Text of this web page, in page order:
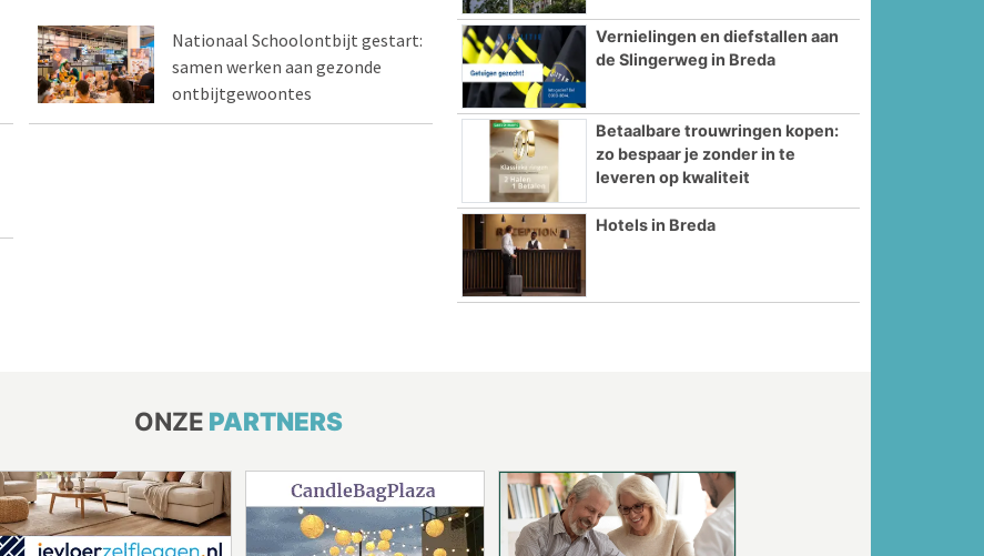
Nationaal Schoolontbijt gestart:
samen werken aan gezonde
ontbijtgewoontes
Vernielingen en diefstallen aan
de Slingerweg in Breda
Betaalbare trouwringen kopen:
zo bespaar je zonder in te
leveren op kwaliteit
Hotels in Breda
ONZE PARTNERS